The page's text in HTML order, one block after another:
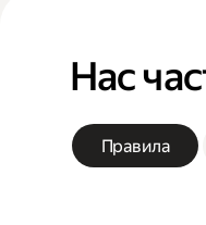
Нас
Правила